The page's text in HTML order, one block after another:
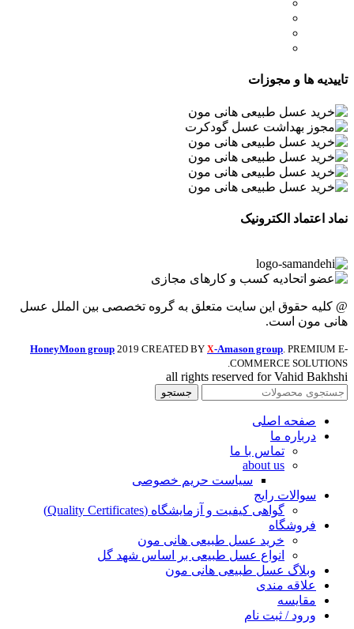
تاییدیه ها و مجوزات
نماد اعتماد الکترونیک
@ کلیه حقوق این سایت متعلق به گروه تخصصی بین الملل عسل
هانی مون است.
HoneyMoon group 2019 CREATED BY X-Amason group. PREMIUM E-
COMMERCE SOLUTIONS.
all rights reserved for Vahid Bakhshi
جستجو
صفحه اصلی
درباره ما
تماس با ما
about us
سیاست حریم خصوصی
سوالات رایج
گواهی کیفیت و آزمایشگاه (Quality Certificates)
فروشگاه
خرید عسل طبیعی هانی مون
انواع عسل طبیعی بر اساس شهد گل
وبلاگ عسل طبیعی هانی مون
علاقه مندی
مقایسه
ورود / ثبت نام